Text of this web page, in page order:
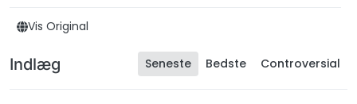
Vis Original
Indlæg Seneste Bedste Controversial